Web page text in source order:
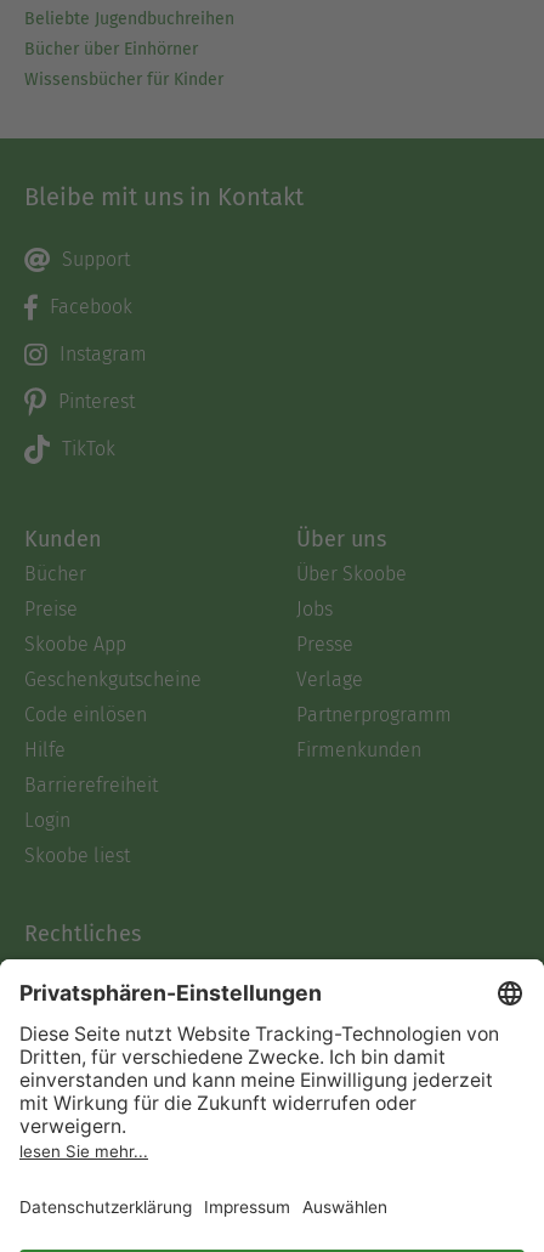
Beliebte Jugendbuchreihen
Bücher über Einhörner
Wissensbücher für Kinder
Bleibe mit uns in Kontakt
Support
Facebook
Instagram
Pinterest
TikTok
Kunden
Bücher
Preise
Skoobe App
Geschenkgutscheine
Code einlösen
Hilfe
Barrierefreiheit
Login
Skoobe liest
Über uns
Über Skoobe
Jobs
Presse
Verlage
Partnerprogramm
Firmenkunden
Rechtliches
AGB
Informationen nach Data
Act
Verträge hier kündigen
Impressum